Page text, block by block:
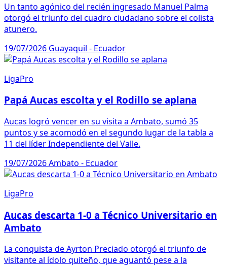
Un tanto agónico del recién ingresado Manuel Palma
otorgó el triunfo del cuadro ciudadano sobre el colista
atunero.
19/07/2026 Guayaquil - Ecuador
LigaPro
Papá Aucas escolta y el Rodillo se aplana
Aucas logró vencer en su visita a Ambato, sumó 35
puntos y se acomodó en el segundo lugar de la tabla a
11 del líder Independiente del Valle.
19/07/2026Ambato - Ecuador
LigaPro
Aucas descarta 1-0 a Técnico Universitario en
Ambato
La conquista de Ayrton Preciado otorgó el triunfo de
visitante al ídolo quiteño, que aguantó pese a la